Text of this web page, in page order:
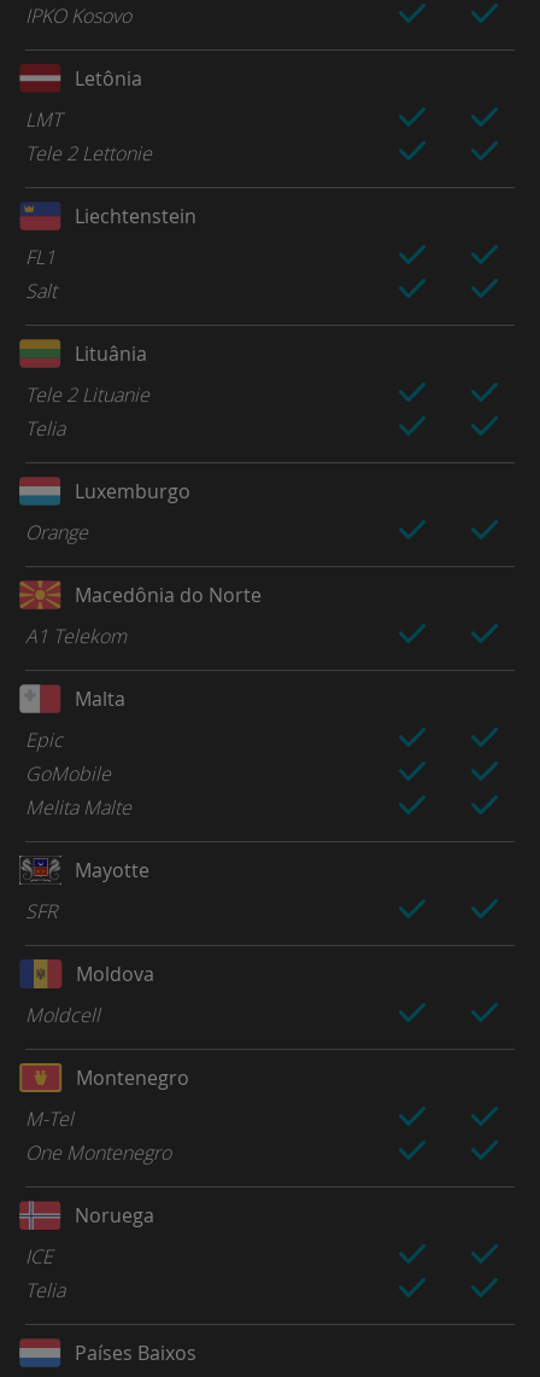
IPKO Kosovo
Letônia
LMT
Tele 2 Lettonie
Liechtenstein
FL1
Salt
Lituânia
Tele 2 Lituanie
Telia
Luxemburgo
Orange
Macedônia do Norte
A1 Telekom
Malta
Epic
GoMobile
Melita Malte
Mayotte
SFR
Moldova
Moldcell
Montenegro
M-Tel
One Montenegro
Noruega
ICE
Telia
Países Baixos